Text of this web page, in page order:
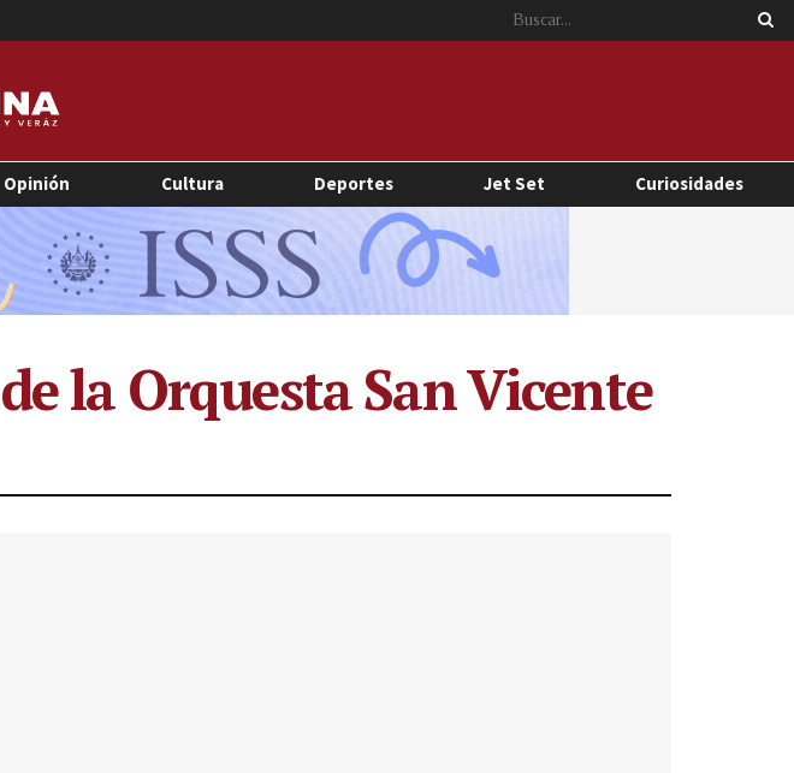
Opinión Cultura Deportes Jet Set Curiosidades
la Orquesta San Vicente